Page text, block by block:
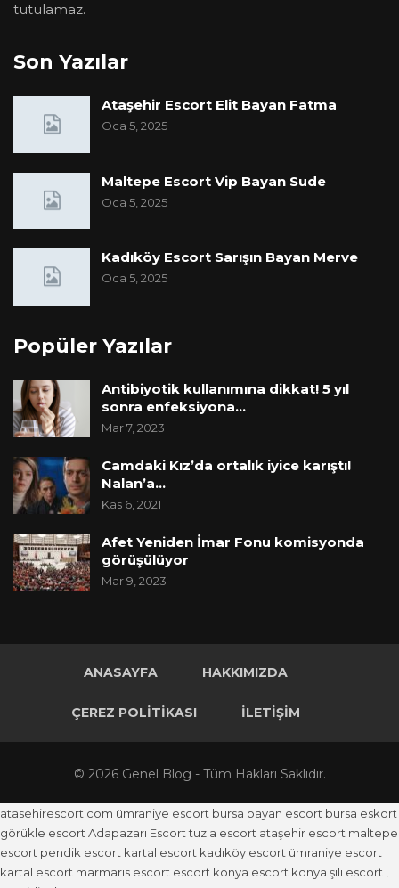
tutulamaz.
Son Yazılar
Ataşehir Escort Elit Bayan Fatma
Oca 5, 2025
Maltepe Escort Vip Bayan Sude
Oca 5, 2025
Kadıköy Escort Sarışın Bayan Merve
Oca 5, 2025
Popüler Yazılar
Antibiyotik kullanımına dikkat! 5 yıl
sonra enfeksiyona…
Mar 7, 2023
Camdaki Kız’da ortalık iyice karıştı!
Nalan’a…
Kas 6, 2021
Afet Yeniden İmar Fonu komisyonda
görüşülüyor
Mar 9, 2023
ANASAYFA HAKKIMIZDA
ÇEREZ POLITIKASI İLETIŞIM
© 2026 Genel Blog - Tüm Hakları Saklıdır.
atasehirescort.com ümraniye escort bursa bayan escort bursa eskort
görükle escortAdapazarı Escorttuzla escort ataşehir escort maltepe
escort pendik escort kartal escort kadıköy escort ümraniye escort
kartal escort marmaris escort escort konya escort konya şili escort ,